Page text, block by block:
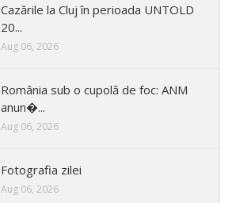
Cazările la Cluj în perioada UNTOLD
20...
Aug 06, 2026
România sub o cupolă de foc: ANM
anun�...
Aug 06, 2026
Fotografia zilei
Aug 06, 2026